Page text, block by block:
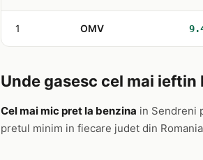
1 OMV
Unde gasesc cel mai ieftin
Cel mai mic pret la benzina in Sendreni
pretul minim in fiecare judet din